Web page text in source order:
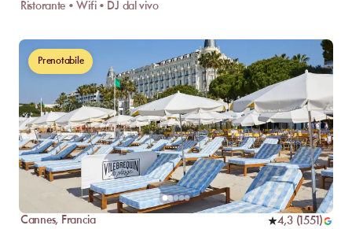
Ristorante • Wifi • DJ dal vivo
Prenotabile
Cannes, Francia 4,3(1551 )